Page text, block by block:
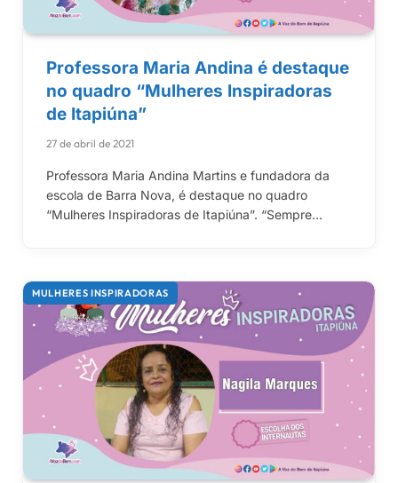
Professora Maria Andina é destaque
no quadro “Mulheres Inspiradoras
de Itapiúna”
27 de abril de 2021
Professora Maria Andina Martins e fundadora da
escola de Barra Nova, é destaque no quadro
“Mulheres Inspiradoras de Itapiúna”. “Sempre…
MULHERES INSPIRADORAS